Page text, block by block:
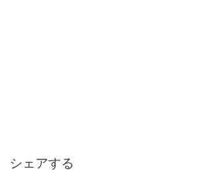
シェアする